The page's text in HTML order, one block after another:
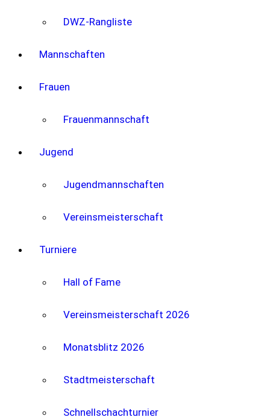
DWZ-Rangliste
Mannschaften
Frauen
Frauenmannschaft
Jugend
Jugendmannschaften
Vereinsmeisterschaft
Turniere
Hall of Fame
Vereinsmeisterschaft 2026
Monatsblitz 2026
Stadtmeisterschaft
Schnellschachturnier